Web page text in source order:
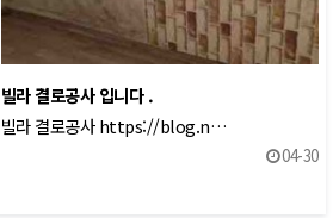
빌라 결로공사 입니다 .
빌라 결로공사 https://blog.n…
04-30